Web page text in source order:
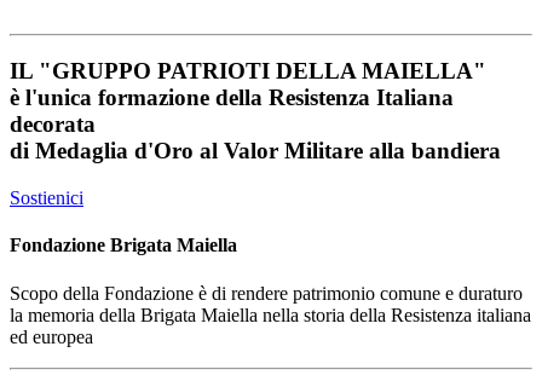
IL "GRUPPO PATRIOTI DELLA MAIELLA"
è l'unica formazione della Resistenza Italiana
decorata
di Medaglia d'Oro al Valor Militare alla bandiera
Sostienici
Fondazione Brigata Maiella
Scopo della Fondazione è di rendere patrimonio comune e duraturo
la memoria della Brigata Maiella nella storia della Resistenza italiana
ed europea